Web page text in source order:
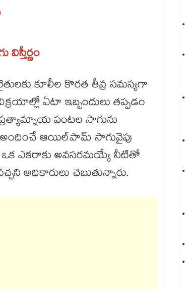
కూలీల కొరత తీవ్ర సమస్యగా
ఏటా ఇబ్బందులు తప్పడం
ప్రత్యామ్నాయ పంటల సాగును
అందించే ఆయిల్‌‌‌‌‌‌‌‌పామ్ సాగువైపు
ఒక ఎకరాకు అవసరమయ్యే నీటితో
అధికారులు చెబుతున్నారు.